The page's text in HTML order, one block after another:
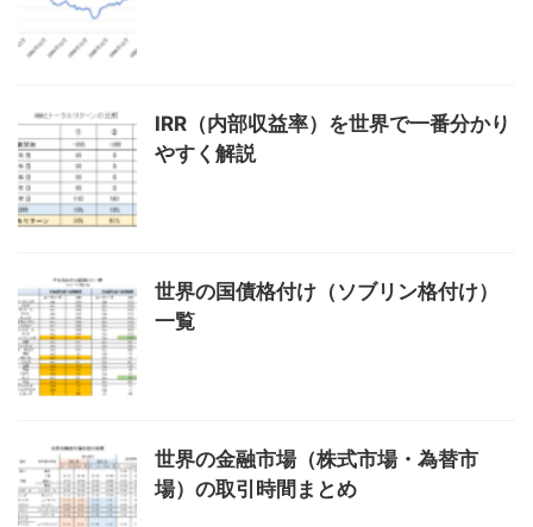
IRR（内部収益率）を世界で一番分かり
やすく解説
世界の国債格付け（ソブリン格付け）
一覧
世界の金融市場（株式市場・為替市
場）の取引時間まとめ